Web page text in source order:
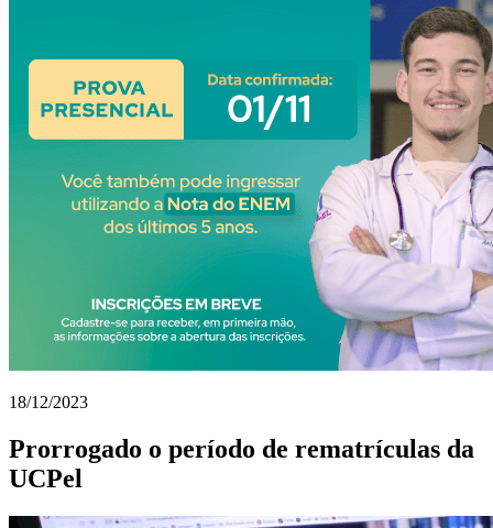
18/12/2023
Prorrogado o período de rematrículas da
UCPel